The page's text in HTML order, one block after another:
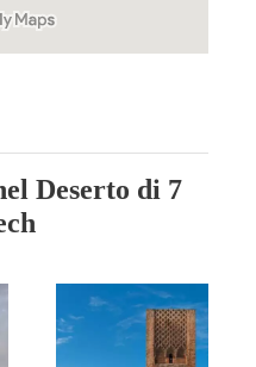
Deserto di 7